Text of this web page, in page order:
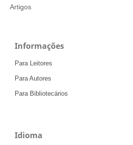
Artigos
Informações
Para Leitores
Para Autores
Para Bibliotecários
Idioma